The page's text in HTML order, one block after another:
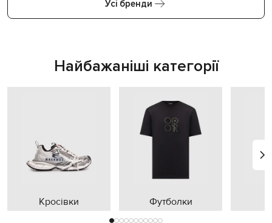
Усі бренди
Найбажаніші категорії
Кросівки Футболки